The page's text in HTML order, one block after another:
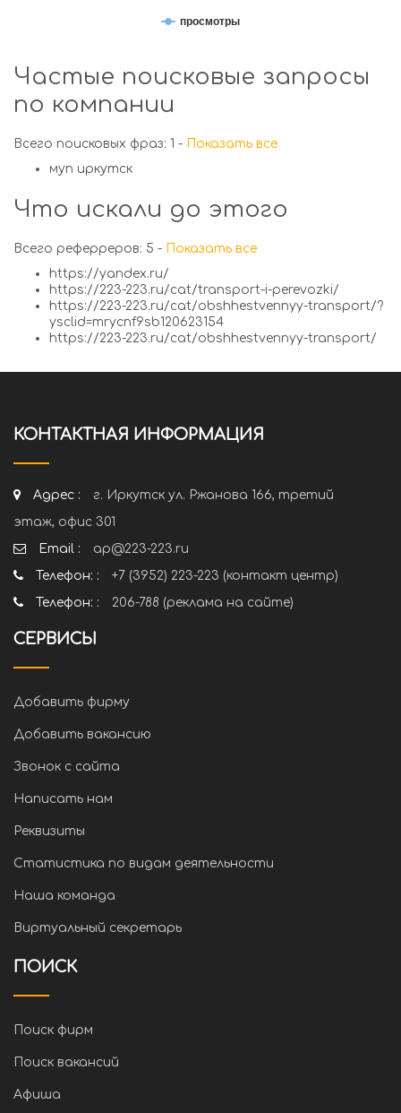
просмотры
Частые поисковые запросы
по компании
Всего поисковых фраз: 1 - Показать все
муп иркутск
Что искали до этого
Всего реферреров: 5 - Показать все
https://yandex.ru/
https://223-223.ru/cat/transport-i-perevozki/
https://223-223.ru/cat/obshhestvennyy-transport/?
ysclid=mrycnf9sb120623154
https://223-223.ru/cat/obshhestvennyy-transport/
КОНТАКТНАЯ ИНФОРМАЦИЯ
Адрес :
г. Иркутск ул. Ржанова 166, третий
этаж, офис 301
Email :
ap@223-223.ru
Телефон: :
+7 (3952) 223-223 (контакт центр)
Телефон: :
206-788 (реклама на сайте)
СЕРВИСЫ
Добавить фирму
Добавить вакансию
Звонок с сайта
Написать нам
Реквизиты
Статистика по видам деятельности
Наша команда
Виртуальный секретарь
ПОИСК
Поиск фирм
Поиск вакансий
Афиша